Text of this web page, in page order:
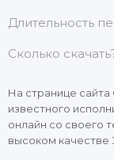
Длительность
Сколько
На странице
известного
онлайн со своего
высоком качестве